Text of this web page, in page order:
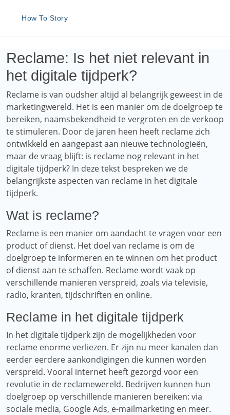
How To Story
Reclame: Is het niet relevant in
het digitale tijdperk?
Reclame is van oudsher altijd al belangrijk geweest in de
marketingwereld. Het is een manier om de doelgroep te
bereiken, naamsbekendheid te vergroten en de verkoop
te stimuleren. Door de jaren heen heeft reclame zich
ontwikkeld en aangepast aan nieuwe technologieën,
maar de vraag blijft: is reclame nog relevant in het
digitale tijdperk? In deze tekst bespreken we de
belangrijkste aspecten van reclame in het digitale
tijdperk.
Wat is reclame?
Reclame is een manier om aandacht te vragen voor een
product of dienst. Het doel van reclame is om de
doelgroep te informeren en te winnen om het product
of dienst aan te schaffen. Reclame wordt vaak op
verschillende manieren verspreid, zoals via televisie,
radio, kranten, tijdschriften en online.
Reclame in het digitale tijdperk
In het digitale tijdperk zijn de mogelijkheden voor
reclame enorme verliezen. Er zijn nu meer kanalen dan
eerder eerdere aankondigingen die kunnen worden
verspreid. Vooral internet heeft gezorgd voor een
revolutie in de reclamewereld. Bedrijven kunnen hun
doelgroep op verschillende manieren bereiken: via
sociale media, Google Ads, e-mailmarketing en meer.